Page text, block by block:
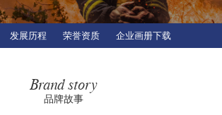
发展历程 荣誉资质 企业画册下载
Brand story
品牌故事